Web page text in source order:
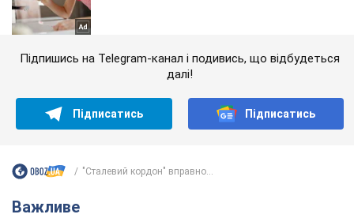
Підпишись на Telegram-канал і подивись, що відбудеться
далі!
Підписатись Підписатись
"Сталевий кордон" вправно...
Важливе